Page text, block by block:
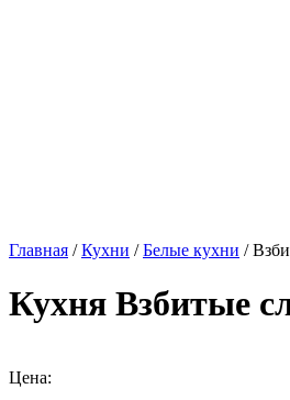
Главная /Кухни /Белые кухни /
Кухня Взбитые
Цена: